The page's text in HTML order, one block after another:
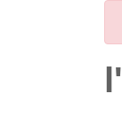
l'